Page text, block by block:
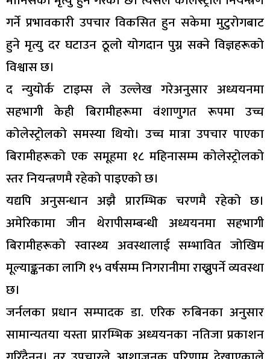
गर्ने प्रभावकारी उपचार विकसित हुन सकेमा मुटुरोगबाट
हुने मृत्यु दर घटाउन ठूलो योगदान पुग्न सक्ने विज्ञहरूको
विश्वास छ।
द न्युयोर्क टाइम्स ले उल्लेख गरेअनुसार अध्ययनमा
सहभागी केही बिरामीहरूमा वंशाणुगत रूपमा उच्च
कोलेस्ट्रोलको समस्या थियो। उच्च मात्रा उपचार पाएका
बिरामीहरूको एक समूहमा १८ महिनासम्म कोलेस्ट्रोलको
स्तर नियन्त्रणमै रहेको पाइएको छ।
यद्यपि अनुसन्धान अझै प्रारम्भिक चरणमै रहेको छ।
अमेरिकामा जीन थेरापीसम्बन्धी अध्ययनमा सहभागी
बिरामीहरूको स्वास्थ्य अवस्थालाई सम्भावित जोखिम
मूल्याङ्कनका लागि १५ वर्षसम्म निगरानीमा राख्नुपर्ने व्यवस्था
छ।
जर्नलका प्रधान सम्पादक डा. एरिक रुबिनका अनुसार
सामान्यतया यस्ता प्रारम्भिक अध्ययनका नतिजा प्रकाशन